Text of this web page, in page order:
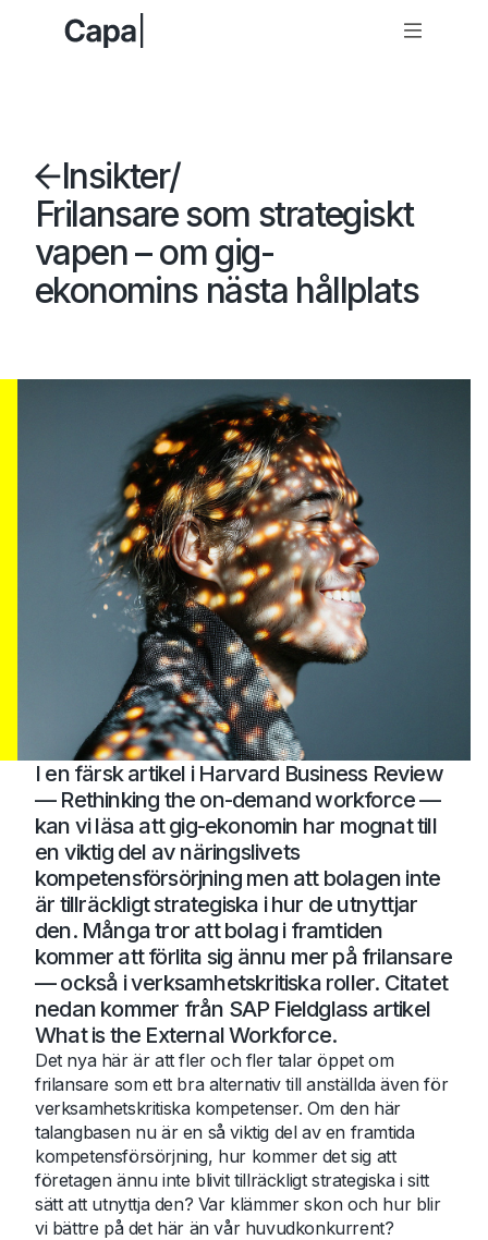
Insikter/
Frilansare som strategiskt
vapen – om gig-
ekonomins nästa hållplats
I en färsk artikel i Harvard Business Review
— Rethinking the on-demand workforce —
kan vi läsa att gig-ekonomin har mognat till
en viktig del av näringslivets
kompetensförsörjning men att bolagen inte
är tillräckligt strategiska i hur de utnyttjar
den. Många tror att bolag i framtiden
kommer att förlita sig ännu mer på frilansare
— också i verksamhetskritiska roller. Citatet
nedan kommer från SAP Fieldglass artikel
What is the External Workforce.
Det nya här är att fler och fler talar öppet om
frilansare som ett bra alternativ till anställda även för
verksamhetskritiska kompetenser. Om den här
talangbasen nu är en så viktig del av en framtida
kompetensförsörjning, hur kommer det sig att
företagen ännu inte blivit tillräckligt strategiska i sitt
sätt att utnyttja den? Var klämmer skon och hur blir
vi bättre på det här än vår huvudkonkurrent?